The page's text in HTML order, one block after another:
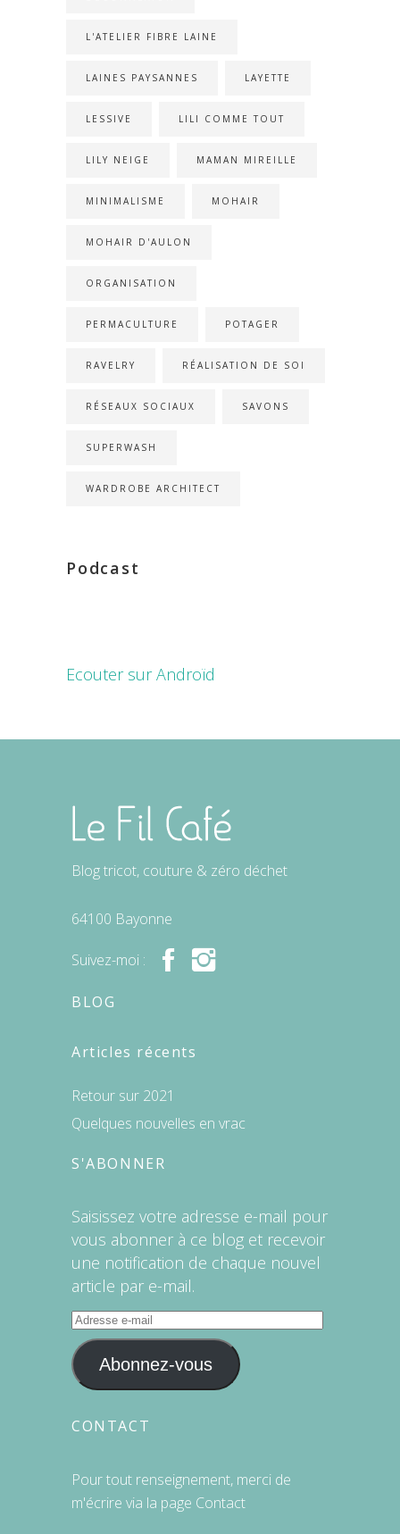
L'ATELIER FIBRE LAINE
LAINES PAYSANNES LAYETTE
LESSIVE LILI COMME TOUT
LILY NEIGE MAMAN MIREILLE
MINIMALISME MOHAIR
MOHAIR D'AULON
ORGANISATION
PERMACULTURE POTAGER
RAVELRY RÉALISATION DE SOI
RÉSEAUX SOCIAUX SAVONS
SUPERWASH
WARDROBE ARCHITECT
Podcast
Ecouter sur Androïd
Blog tricot, couture & zéro déchet
64100 Bayonne
Suivez-moi :
BLOG
Articles récents
Retour sur 2021
Quelques nouvelles en vrac
S'ABONNER
Saisissez votre adresse e-mail pour
vous abonner à ce blog et recevoir
une notification de chaque nouvel
article par e-mail.
Adresse
e-
mailAbonnez-vous
CONTACT
Pour tout renseignement, merci de
m'écrire via la page Contact